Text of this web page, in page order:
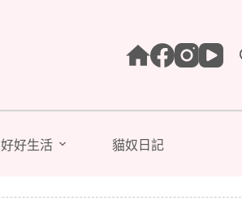
好好生活 貓奴日記